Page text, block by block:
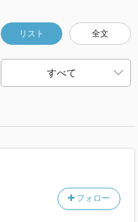
リスト 全文
フォロー